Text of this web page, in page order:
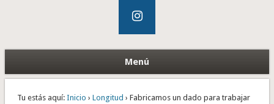
Menú
Tu estás aquí: Inicio › Longitud › Fabricamos un dado para trabajar